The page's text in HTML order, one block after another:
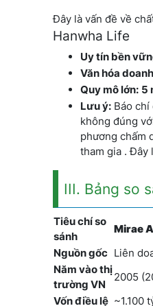
Đây là vấn đề về
Hanwha Life
Uy tín bền
Văn hóa
Quy mô lớn: 5
Lưu ý: Báo
không đúng
phương chấm
tham gia . Đây
III. Bảng so
Tiêu chí so
sánh
Mirae
Nguồn gốc Liên
Năm vào thị
trường VN
2005
Vốn điều lệ ~1.100